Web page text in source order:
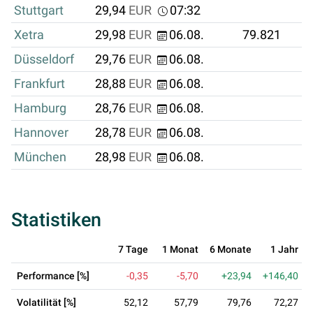
Stuttgart
29,94 EUR
07:32
Xetra
29,98 EUR 06.08. 79.821
Düsseldorf
29,76 EUR
06.08.
Frankfurt
28,88 EUR
06.08.
Hamburg
28,76 EUR
06.08.
Hannover
28,78 EUR
06.08.
München
28,98 EUR 06.08.
Statistiken
7 Tage 1 Monat 6 Monate 1 Jahr
Performance [%] -0,35 -5,70 +23,94 +146,40
Volatilität [%] 52,12 57,79 79,76 72,27